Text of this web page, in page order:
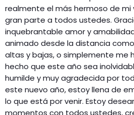
realmente el más hermoso de mi
gran parte a todos ustedes.
inquebrantable amor y
animado desde la distancia
altas y bajas, o simplemente me
hecho que este año sea
humilde y muy agradecida por
este nuevo año, estoy llena de
lo que está por venir. Estoy